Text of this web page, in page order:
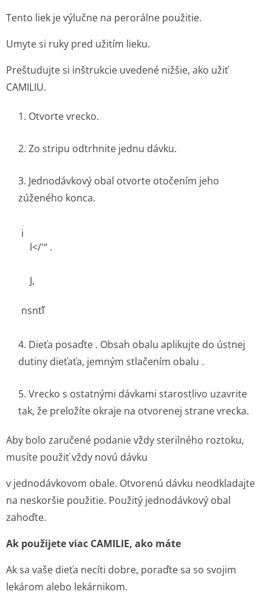
Tento liek je výlučne na perorálne použitie.
Umyte si ruky pred užitím lieku.
Preštudujte si inštrukcie uvedené nižšie, ako užiť
CAMILIU.
1. Otvorte vrecko.
2. Zo stripu odtrhnite jednu dávku.
3. Jednodávkový obal otvorte otočením jeho
zúženého konca.
i
l</'“ .
J,
nsnťľ
4. Dieťa posaďte . Obsah obalu aplikujte do ústnej
dutiny dieťaťa, jemným stlačením obalu .
5. Vrecko s ostatnými dávkami starostlivo uzavrite
tak, že preložíte okraje na otvorenej strane vrecka.
Aby bolo zaručené podanie vždy sterilného roztoku,
musíte použiť vždy novú dávku
v jednodávkovom obale. Otvorenú dávku neodkladajte
na neskoršie použitie. Použitý jednodávkový obal
zahoďte.
Ak použijete viac CAMILIE, ako máte
Ak sa vaše dieťa necíti dobre, poraďte sa so svojim
lekárom alebo lekárnikom.